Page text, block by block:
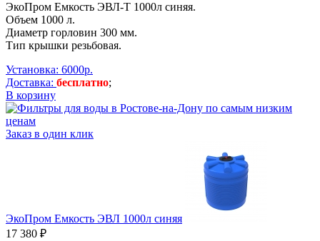
ЭкоПром Емкость ЭВЛ-Т 1000л синяя.
Объем 1000 л.
Диаметр горловин 300 мм.
Тип крышки резьбовая.
Установка: 6000р.
Доставка: бесплатно;
В корзину
Заказ в один клик
ЭкоПром Емкость ЭВЛ 1000л синяя
17 380 ₽